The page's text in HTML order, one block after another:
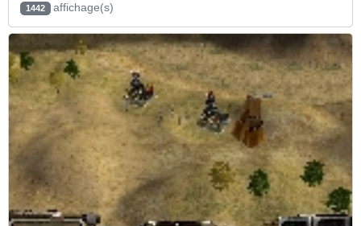
1442 affichage(s)